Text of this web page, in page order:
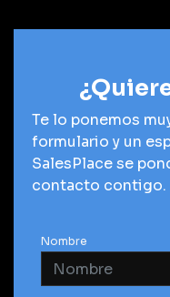
Te lo ponemos
formulario y un
SalesPlace se
contacto contigo.
Nombre